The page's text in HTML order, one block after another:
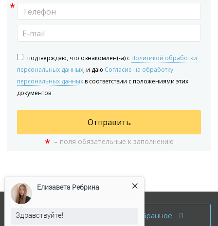
*
подтверждаю, что ознакомлен(-а) с Политикой обработки
персональных данных, и даю Согласие на обработку
персональных данныхв соответствии с положениями этих
документов
Отправить
* – поля обязательные к заполнению
Аренда офисов
Избранное
Елизавета Ребрина
Здравствуйте!